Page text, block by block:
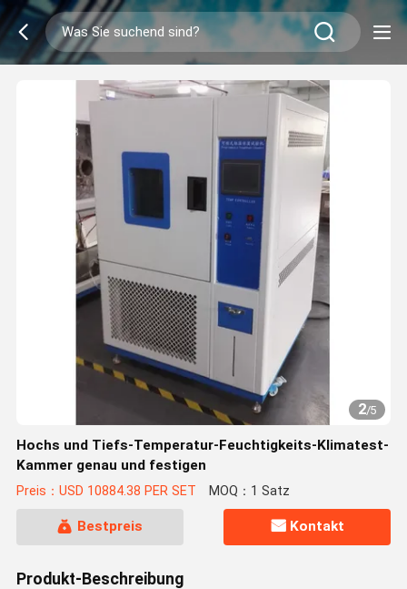
2/5
Hochs und Tiefs-Temperatur-Feuchtigkeits-Klimatest-
Kammer genau und festigen
Preis：USD 10884.38 PER SET MOQ：1 Satz
Bestpreis Kontakt
Produkt-Beschreibung